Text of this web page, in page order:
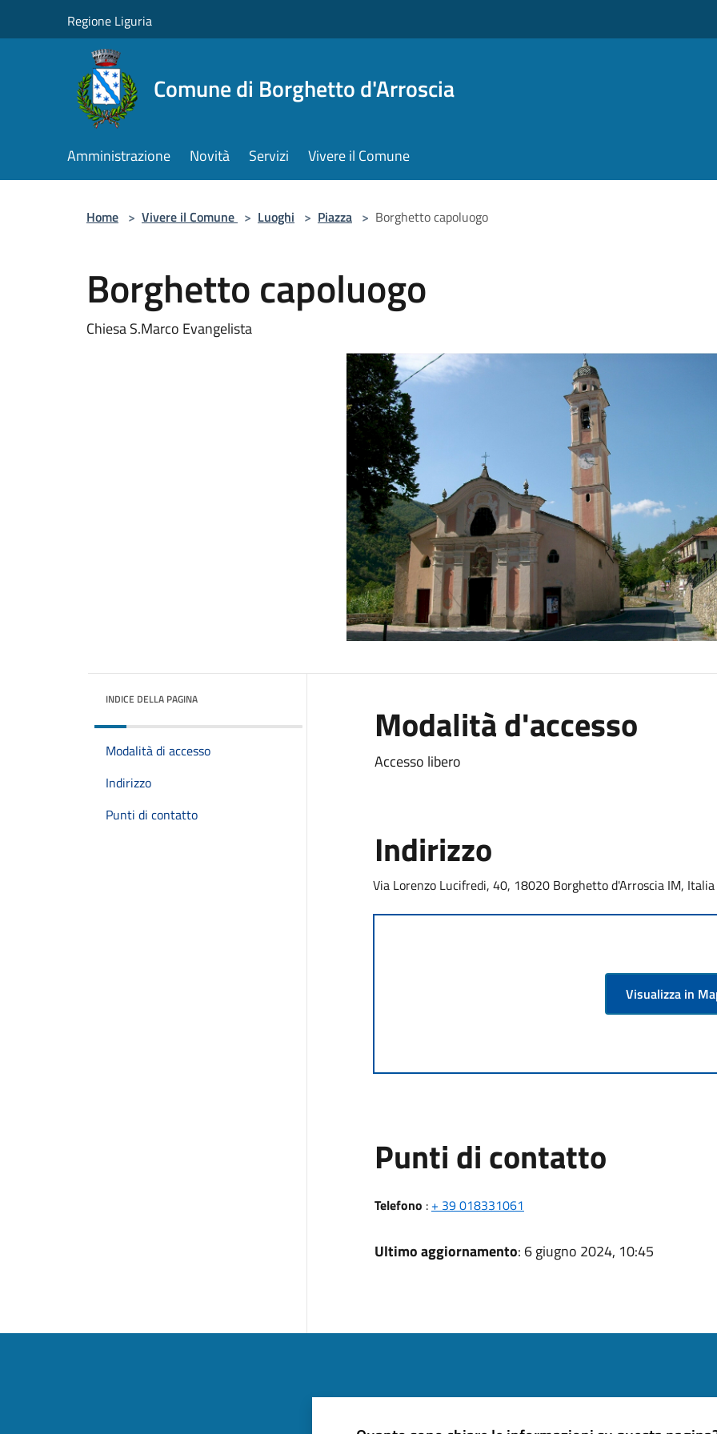
Regione Liguria
Comune di Borghetto d'Arroscia
Amministrazione Novità Servizi Vivere il Comune
Home > Vivere il Comune > Luoghi > Piazza > Borghetto capoluogo
Borghetto capoluogo
Chiesa S.Marco Evangelista
INDICE DELLA PAGINA
Modalità di accesso
Indirizzo
Punti di contatto
Modalità d'accesso
Accesso libero
Indirizzo
Via Lorenzo Lucifredi, 40, 18020 Borghetto d'Arroscia IM, Italia
Visualizza in
Punti di contatto
Telefono : + 39 018331061
Ultimo aggiornamento: 6 giugno 2024, 10:45